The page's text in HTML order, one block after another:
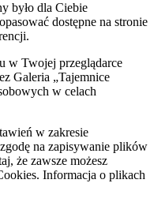
było dla Ciebie
dostępne na stronie
w Twojej przeglądarce
Galeria „Tajemnice
w celach
w zakresie
na zapisywanie plików
że zawsze możesz
Informacja o plikach